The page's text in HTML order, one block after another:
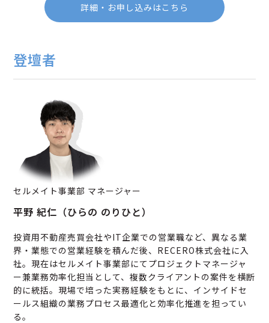
詳細・お申し込みはこちら
登壇者
セルメイト事業部 マネージャー
平野 紀仁（ひらの のりひと）
投資用不動産売買会社やIT企業での営業職など、異なる業
界・業態での営業経験を積んだ後、RECERO株式会社に入
社。現在はセルメイト事業部にてプロジェクトマネージャ
ー兼業務効率化担当として、複数クライアントの案件を横断
的に統括。現場で培った実務経験をもとに、インサイドセ
ールス組織の業務プロセス最適化と効率化推進を担ってい
る。